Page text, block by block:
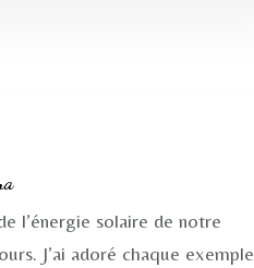
l’énergie solaire de notre
J’ai adoré chaque exemple